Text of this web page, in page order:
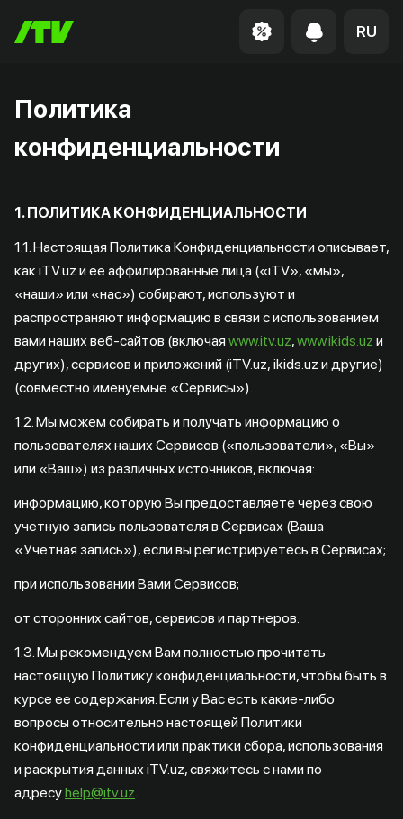
RU
Политика
конфиденциальности
1. ПОЛИТИКА КОНФИДЕНЦИАЛЬНОСТИ
1.1. Настоящая Политика Конфиденциальности описывает,
как iTV.uz и ее аффилированные лица («iTV», «мы»,
«наши» или «нас») собирают, используют и
распространяют информацию в связи с использованием
вами наших веб-сайтов (включая www.itv.uz,www.ikids.uz и
других), сервисов и приложений (iTV.uz, ikids.uz и другие)
(совместно именуемые «Сервисы»).
1.2. Мы можем собирать и получать информацию о
пользователях наших Сервисов («пользователи», «Вы»
или «Ваш») из различных источников, включая:
информацию, которую Вы предоставляете через свою
учетную запись пользователя в Сервисах (Ваша
«Учетная запись»), если вы регистрируетесь в Сервисах;
при использовании Вами Сервисов;
от сторонних сайтов, сервисов и партнеров.
1.3. Мы рекомендуем Вам полностью прочитать
настоящую Политику конфиденциальности, чтобы быть в
курсе ее содержания. Если у Вас есть какие-либо
вопросы относительно настоящей Политики
конфиденциальности или практики сбора, использования
и раскрытия данных iTV.uz, свяжитесь с нами по
адресуhelp@itv.uz.